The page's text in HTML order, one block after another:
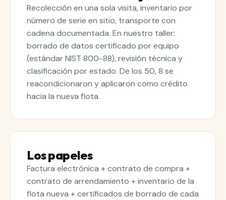
Recolección en una sola visita, inventario por
número de serie en sitio, transporte con
cadena documentada. En nuestro taller:
borrado de datos certificado por equipo
(estándar NIST 800-88), revisión técnica y
clasificación por estado. De los 50, 8 se
reacondicionaron y aplicaron como crédito
hacia la nueva flota.
Los papeles
Factura electrónica + contrato de compra +
contrato de arrendamiento + inventario de la
flota nueva + certificados de borrado de cada